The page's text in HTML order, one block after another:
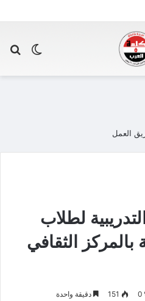
الوضع
لطلاب
بالمركز الثقافي
0
151 دقيقة واحدة